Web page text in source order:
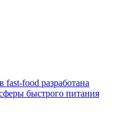
food разработана
быстрого питания